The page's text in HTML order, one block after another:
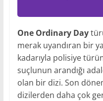
One Ordinary Day
merak uyandıran bir
kadarıyla polisiye
suçlunun arandığı
olan bir dizi. Son
dizilerden daha çok